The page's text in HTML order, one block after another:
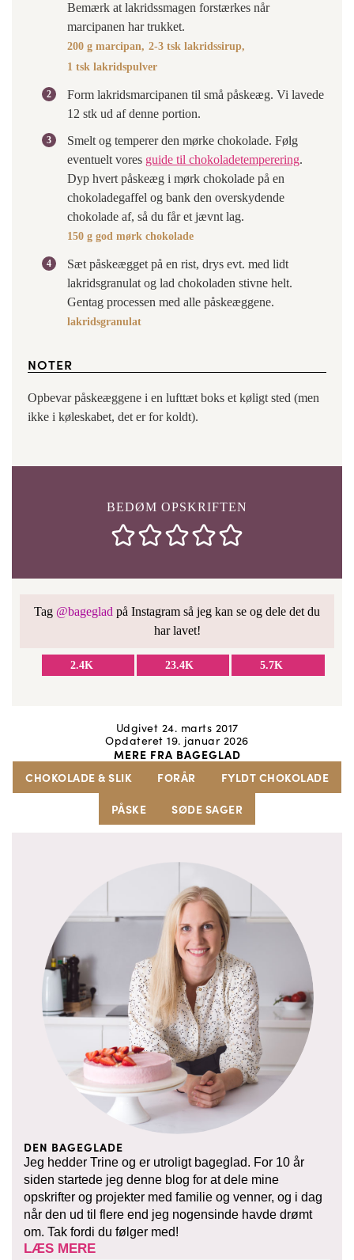
Bemærk at lakridssmagen forstærkes når
marcipanen har trukket.
200 g marcipan, 2-3 tsk lakridssirup,
1 tsk lakridspulver
Form lakridsmarcipanen til små påskeæg. Vi lavede
12 stk ud af denne portion.
Smelt og temperer den mørke chokolade. Følg
eventuelt vores guide til chokoladetemperering.
Dyp hvert påskeæg i mørk chokolade på en
chokoladegaffel og bank den overskydende
chokolade af, så du får et jævnt lag.
150 g god mørk chokolade
Sæt påskeægget på en rist, drys evt. med lidt
lakridsgranulat og lad chokoladen stivne helt.
Gentag processen med alle påskeæggene.
lakridsgranulat
NOTER
Opbevar påskeæggene i en lufttæt boks et køligt sted (men
ikke i køleskabet, det er for koldt).
BEDØM OPSKRIFTEN
Tag @bageglad på Instagram så jeg kan se og dele det du
har lavet!
2.4K 23.4K 5.7K
Udgivet 24. marts 2017
Opdateret 19. januar 2026
MERE FRA BAGEGLAD
CHOKOLADE & SLIK
FORÅR
FYLDT CHOKOLADE
PÅSKE
SØDE SAGER
DEN BAGEGLADE
Jeg hedder Trine og er utroligt bageglad. For 10 år
siden startede jeg denne blog for at dele mine
opskrifter og projekter med familie og venner, og i dag
når den ud til flere end jeg nogensinde havde drømt
om. Tak fordi du følger med!
LÆS MERE